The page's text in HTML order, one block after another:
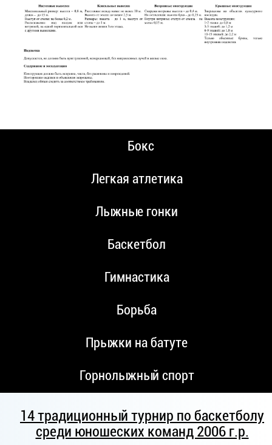
Бокс
Легкая атлетика
Лыжные гонки
Баскетбол
Гимнастика
Борьба
Прыжки на батуте
Горнолыжный спорт
14 традиционный турнир по баскетболу
среди юношеских команд 2006 г.р.